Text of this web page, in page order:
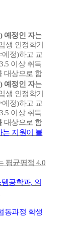
) 예정인 자는
생 인정학기
예정)하고 교
3.5 이상 취득
대상으로 함
) 예정인 자는
생 인정학기
예정)하고 교
3.5 이상 취득
대상으로 함
는 지원이 불
평균평점 4.0
공학과, 의
동과정 학생